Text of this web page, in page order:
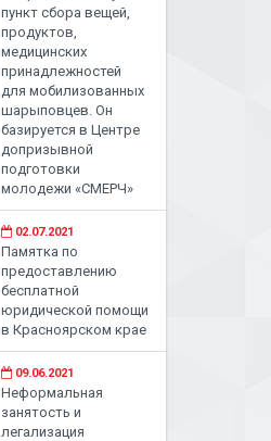
пункт сбора вещей,
продуктов,
медицинских
принадлежностей
для мобилизованных
шарыповцев. Он
базируется в Центре
допризывной
подготовки
молодежи «СМЕРЧ»
02.07.2021
Памятка по
предоставлению
бесплатной
юридической помощи
в Красноярском крае
09.06.2021
Неформальная
занятость и
легализация